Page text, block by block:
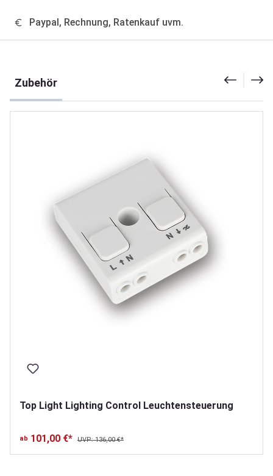
Paypal, Rechnung, Ratenkauf uvm.
Zubehör
Top Light Lighting Control Leuchtensteuerung
ab 101,00 €* UVP: 136,00 €*